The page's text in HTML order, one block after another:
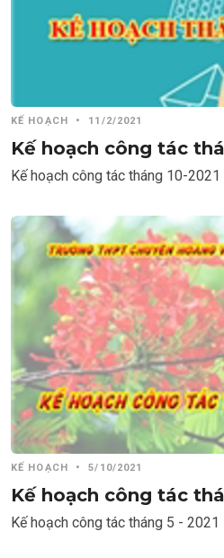
KẾ HOẠCH • 11/2/2021
Kế hoạch công tác
Kế hoạch công tác tháng 10-2021
KẾ HOẠCH • 5/10/2021
Kế hoạch công tác
Kế hoạch công tác tháng 5 - 2021